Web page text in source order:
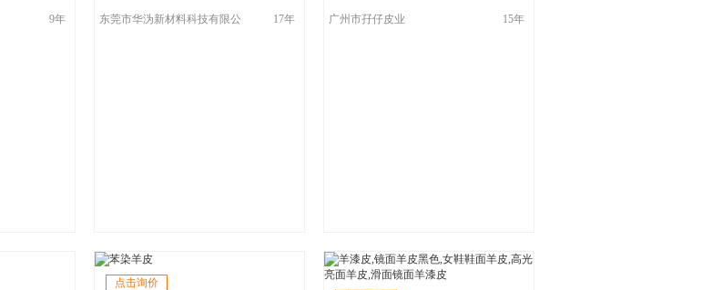
9年
东莞市华沩新材料科技有限公
17年 广州市孖仔皮业 15年
点击询价